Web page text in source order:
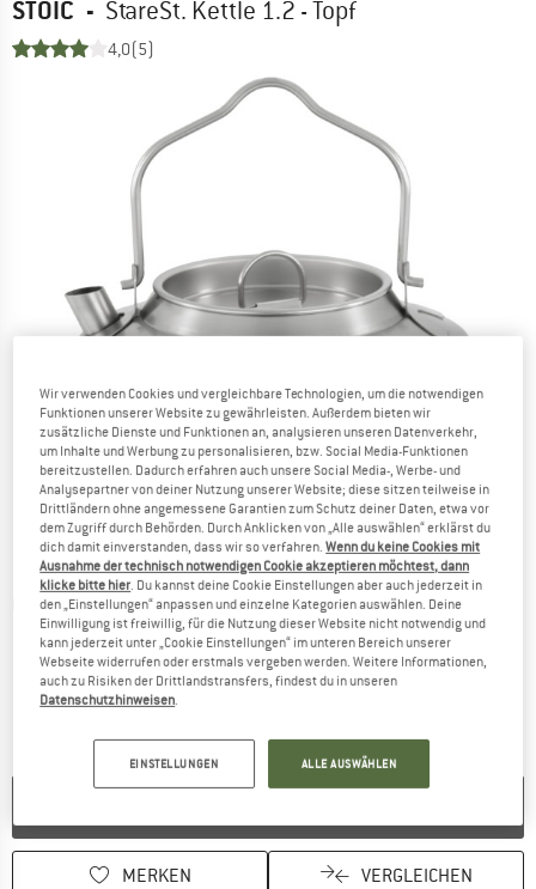
STOIC - StareSt. Kettle 1.2 - Topf
4,0(5)
Detailansichten
MERKEN VERGLEICHEN
Wir verwenden Cookies und vergleichbare Technologien, um die notwendigen
Funktionen unserer Website zu gewährleisten. Außerdem bieten wir
zusätzliche Dienste und Funktionen an, analysieren unseren Datenverkehr,
um Inhalte und Werbung zu personalisieren, bzw. Social Media-Funktionen
bereitzustellen. Dadurch erfahren auch unsere Social Media-, Werbe- und
Analysepartner von deiner Nutzung unserer Website; diese sitzen teilweise in
Drittländern ohne angemessene Garantien zum Schutz deiner Daten, etwa vor
dem Zugriff durch Behörden. Durch Anklicken von „Alle auswählen“ erklärst du
dich damit einverstanden, dass wir so verfahren.Wenn du keine Cookies mit
Ausnahme der technisch notwendigen Cookie akzeptieren möchtest, dann
klicke bitte hier. Du kannst deine Cookie Einstellungen aber auch jederzeit in
den „Einstellungen“ anpassen und einzelne Kategorien auswählen. Deine
Einwilligung ist freiwillig, für die Nutzung dieser Website nicht notwendig und
kann jederzeit unter „Cookie Einstellungen“ im unteren Bereich unserer
Webseite widerrufen oder erstmals vergeben werden. Weitere Informationen,
auch zu Risiken der Drittlandstransfers, findest du in unseren
Datenschutzhinweisen.
EINSTELLUNGEN ALLE AUSWÄHLEN